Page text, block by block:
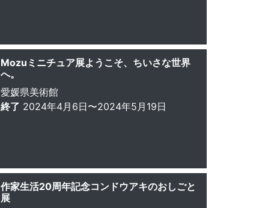
Mozuミニチュア展ようこそ、ちいさな世界
へ。
愛媛県美術館
終了 2024年4月6日〜2024年5月19日
作家生活20周年記念コンドウアキのおしごと
展